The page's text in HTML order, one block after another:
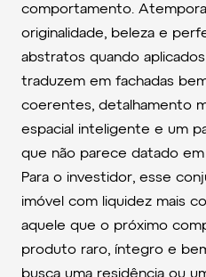
comportamento.
originalidade, beleza e
abstratos quando
traduzem em fachadas
coerentes, detalhamento
espacial inteligente e um
que não parece datado
Para o investidor, esse
imóvel com liquidez mais
aquele que o próximo
produto raro, íntegro e
busca uma residência ou